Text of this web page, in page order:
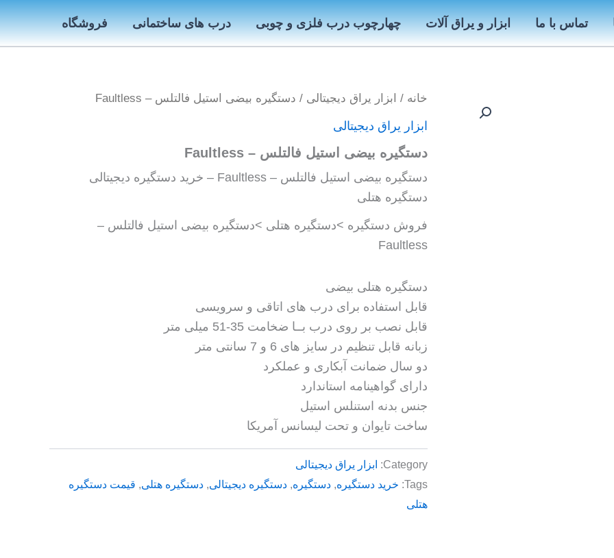
تماس با ما ابزار و یراق آلات چهارچوب درب فلزی و چوبی درب های ساختمانی فروشگاه
خانه / ابزار یراق دیجیتالی / دستگیره بیضی استیل فالتلس – Faultless
ابزار یراق دیجیتالی
دستگیره بیضی استیل فالتلس – Faultless
دستگیره بیضی استیل فالتلس – Faultless – خرید دستگیره دیجیتالی
دستگیره هتلی
فروش دستگیره >دستگیره هتلی >دستگیره بیضی استیل فالتلس –
Faultless
دستگیره هتلی بیضی
قابل استفاده براى درب هاى اتاقى و سرویسى
قابل نصب بر روى درب بــا ضخامت 35-51 میلی متر
زبانه قابل تنظیم در سایز هاى 6 و 7 سانتی متر
دو سال ضمانت آبکارى و عملکرد
داراى گواهینامه استاندارد
جنس بدنه استنلس استیل
ساخت تایوان و تحت لیسانس آمریکا
Category: ابزار یراق دیجیتالی
Tags: خرید دستگیره, دستگیره, دستگیره دیجیتالی, دستگیره هتلی, قیمت دستگیره
هتلی